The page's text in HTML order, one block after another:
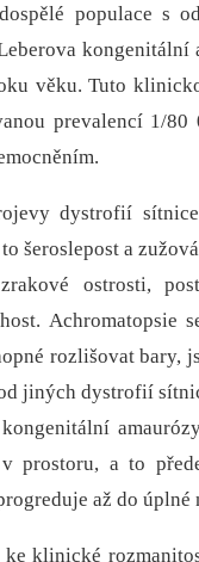
populace s
kongenitální
věku. Tuto
prevalencí 1/
dystrofií
šeroslepost a
ostrosti,
Achromatopsie
rozlišovat bary,
jiných dys­trofií
prostoru, a to
až do úplné
ke klinické